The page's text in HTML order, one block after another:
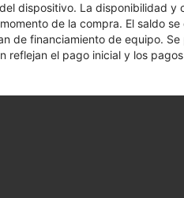
dispositivo. La disponibilidad
de la compra. El saldo
de financiamiento de equipo.
el pago inicial y los